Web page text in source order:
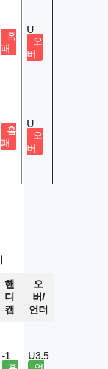
홈
패
U
오
버
홈
패
U
오
버
핸
디
캡
오
버/
언더
-1
U3.5